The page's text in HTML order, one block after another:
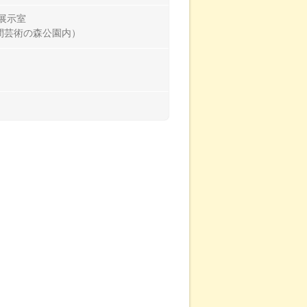
示室
術の森公園内）